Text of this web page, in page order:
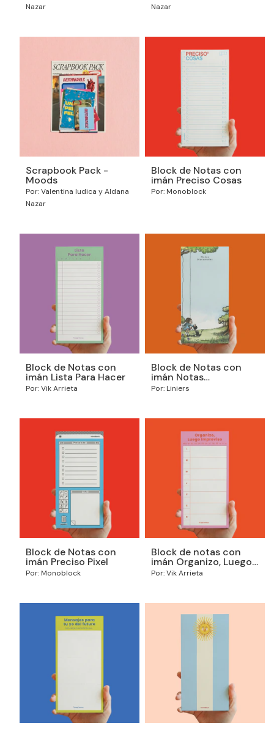
Nazar
Nazar
Scrapbook Pack -
Moods
Por: Valentina Iudica y Aldana
Nazar
Block de Notas con
imán Preciso Cosas
Por: Monoblock
Block de Notas con
imán Lista Para Hacer
Por: Vik Arrieta
Block de Notas con
imán Notas
Macanudas
Por: Liniers
Block de Notas con
imán Preciso Pixel
Por: Monoblock
Block de notas con
imán Organizo, Luego
Improviso
Por: Vik Arrieta